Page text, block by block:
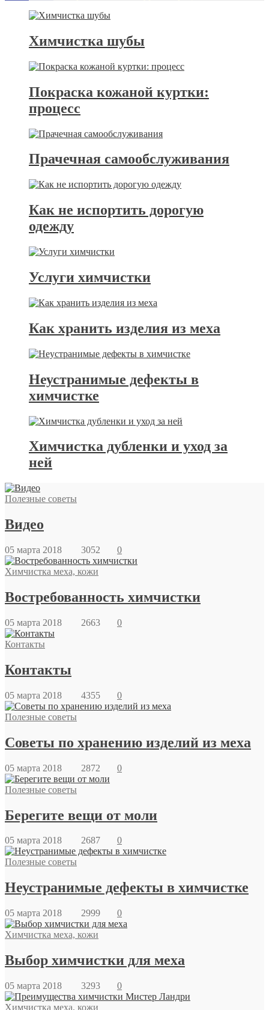
Химчистка шубы
Покраска кожаной куртки:
процесс
Прачечная самообслуживания
Как не испортить дорогую
одежду
Услуги химчистки
Как хранить изделия из меха
Неустранимые дефекты в
химчистке
Химчистка дубленки и уход за
ней
Полезные советы
Видео
05 марта 2018 3052 0
Химчистка меха, кожи
Востребованность химчистки
05 марта 2018 2663 0
Контакты
Контакты
05 марта 2018 4355 0
Полезные советы
Советы по хранению изделий из меха
05 марта 2018 2872 0
Полезные советы
Берегите вещи от моли
05 марта 2018 2687 0
Полезные советы
Неустранимые дефекты в химчистке
05 марта 2018 2999 0
Химчистка меха, кожи
Выбор химчистки для меха
05 марта 2018 3293 0
Химчистка меха, кожи